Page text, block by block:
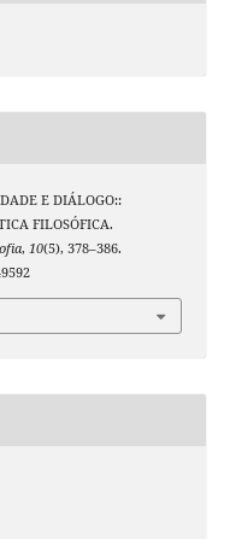
E DIÁLOGO::
FILOSÓFICA.
, 10(5), 378–386.